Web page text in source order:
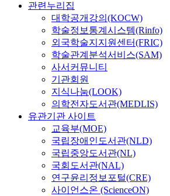
관련누리집
대학공개강의(KOCW)
학술정보통계시스템(Rinfo)
외국학술지지원센터(FRIC)
학술관계분석서비스(SAM)
사서커뮤니티
기관회원
지식나눔(LOOK)
의학전자도서관(MEDLIS)
유관기관 사이트
교육부(MOE)
국립장애인도서관(NLD)
국립중앙도서관(NL)
국회도서관(NAL)
연구윤리정보포털(CRE)
사이언스온 (ScienceON)